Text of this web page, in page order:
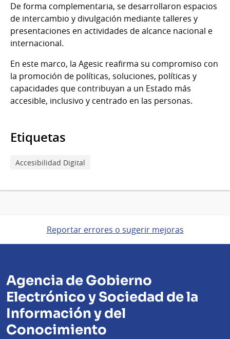
De forma complementaria, se desarrollaron espacios
de intercambio y divulgación mediante talleres y
presentaciones en actividades de alcance nacional e
internacional.
En este marco, la Agesic reafirma su compromiso con
la promoción de políticas, soluciones, políticas y
capacidades que contribuyan a un Estado más
accesible, inclusivo y centrado en las personas.
Etiquetas
Accesibilidad Digital
Reportar errores o sugerir mejoras
Agencia de Gobierno
Electrónico y Sociedad de la
Información y del
Conocimiento